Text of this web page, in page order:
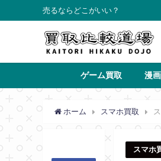
売るならどこがいい？
ゲーム買取 漫
ホーム スマホ買取
スマホ